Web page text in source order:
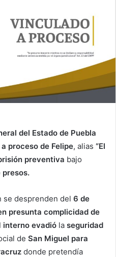
del Estado de Puebla
proceso de Felipe, alias “El
preventiva bajo
presos.
se desprenden del 6 de
presunta complicidad de
interno evadió la seguridad
de San Miguel para
donde pretendía